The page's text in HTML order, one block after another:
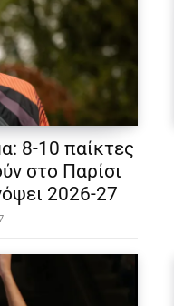
8-10 παίκτες
στο Παρίσι
2026-27